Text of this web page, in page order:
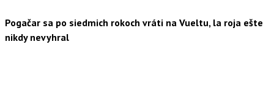
Pogačar sa po siedmich rokoch vráti na Vueltu, la roja ešte
nikdy nevyhral